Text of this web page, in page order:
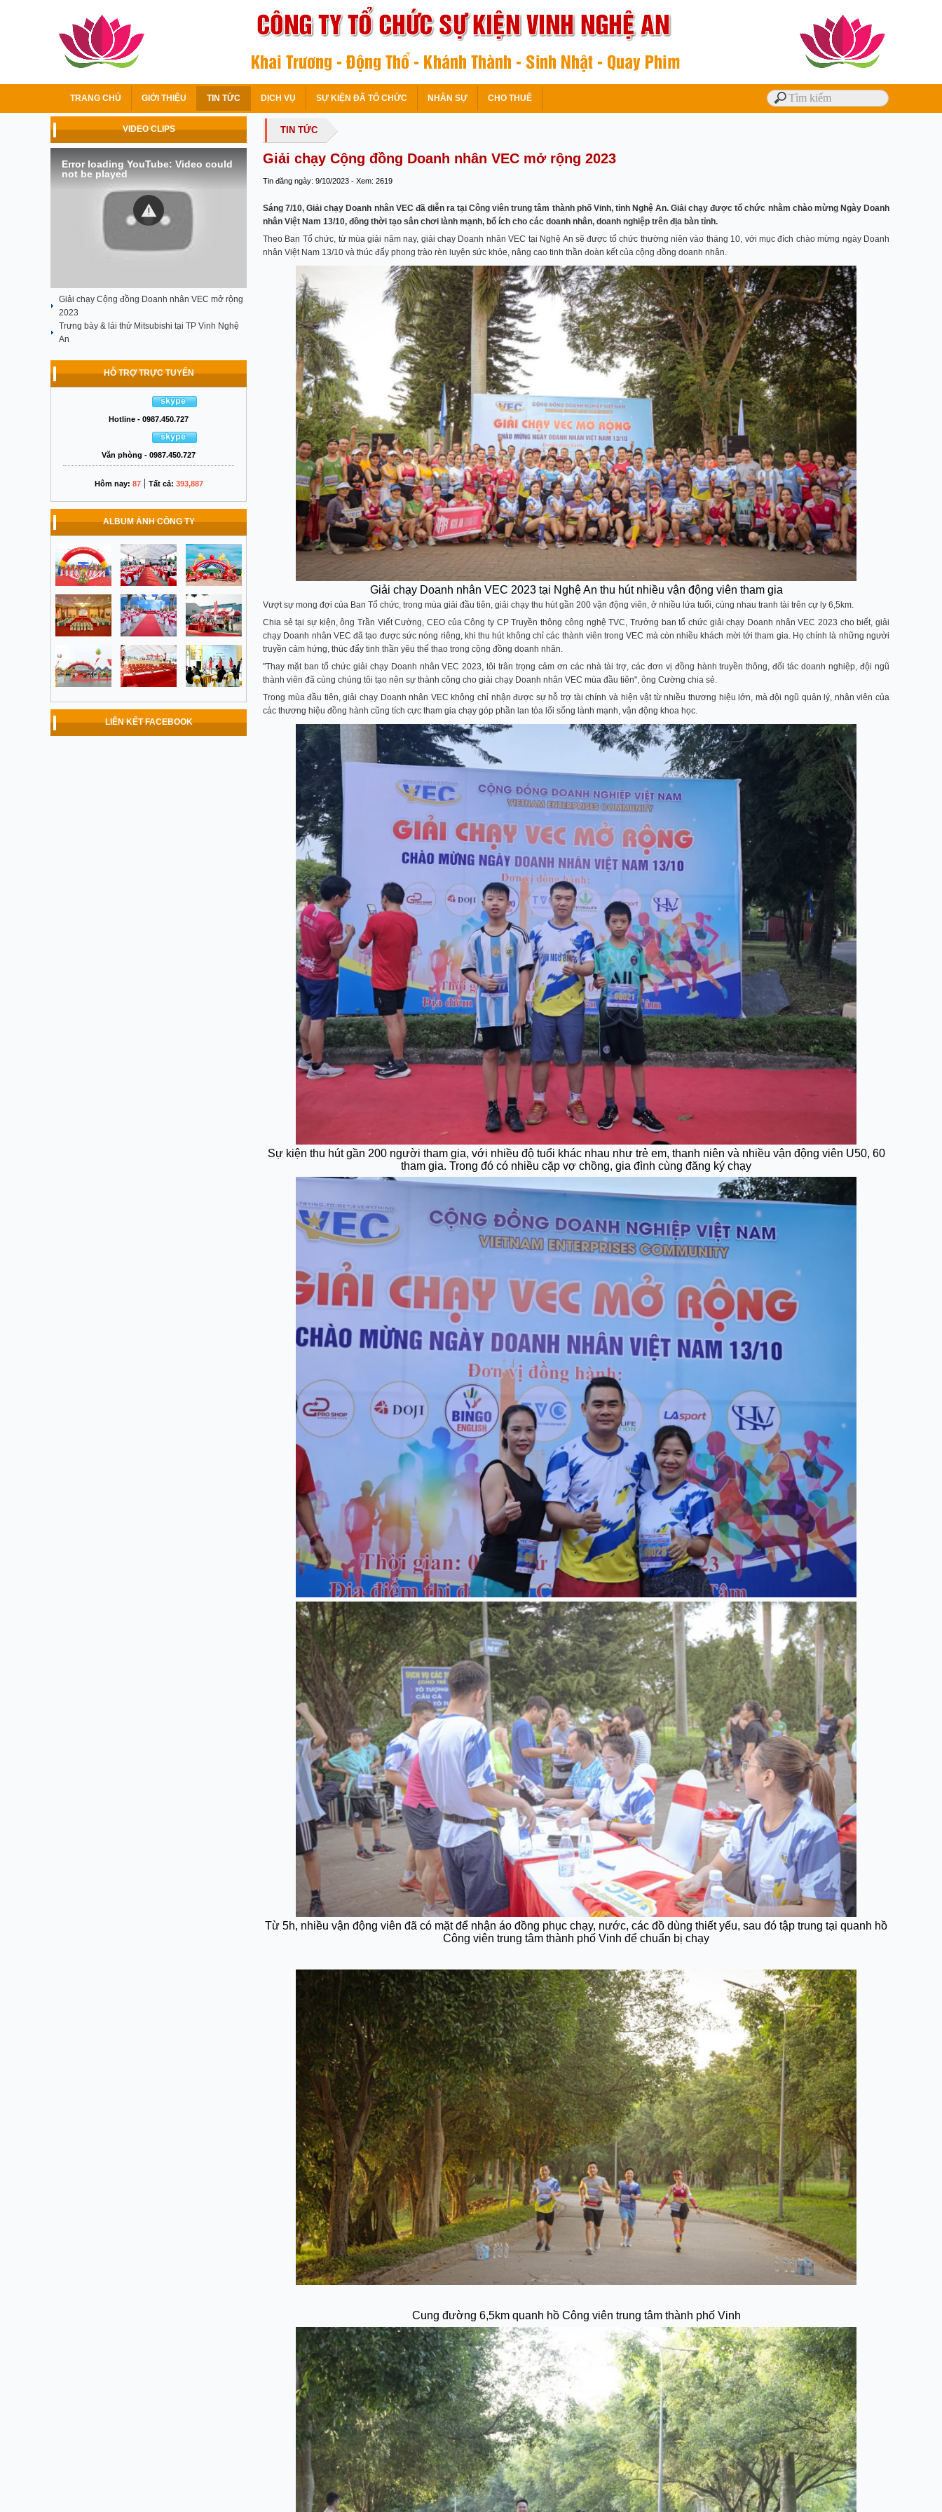
TRANG CHỦ GIỚI THIỆU TIN TỨC DỊCH VỤ SỰ KIỆN ĐÃ TỔ CHỨC NHÂN SỰ CHO THUÊ
VIDEO CLIPS
Error loading YouTube: Video could
not be played
Giải chạy Cộng đồng Doanh nhân VEC mở rộng
2023
Trưng bày & lái thử Mitsubishi tại TP Vinh Nghệ
An
HỖ TRỢ TRỰC TUYẾN
Hotline - 0987.450.727
Văn phòng - 0987.450.727
Hôm nay: 87| Tất cả: 393,887
ALBUM ẢNH CÔNG TY
LIÊN KẾT FACEBOOK
TIN TỨC
Giải chạy Cộng đồng Doanh nhân VEC mở rộng 2023
Tin đăng ngày: 9/10/2023 - Xem: 2619
Sáng 7/10, Giải chạy Doanh nhân VEC đã diễn ra tại Công viên trung tâm thành phố Vinh, tỉnh Nghệ An. Giải chạy được tổ chức nhằm chào mừng Ngày Doanh
nhân Việt Nam 13/10, đồng thời tạo sân chơi lành mạnh, bổ ích cho các doanh nhân, doanh nghiệp trên địa bàn tỉnh.
Theo Ban Tổ chức, từ mùa giải năm nay, giải chạy Doanh nhân VEC tại Nghệ An sẽ được tổ chức thường niên vào tháng 10, với mục đích chào mừng ngày Doanh
nhân Việt Nam 13/10 và thúc đẩy phong trào rèn luyện sức khỏe, nâng cao tinh thần đoàn kết của cộng đồng doanh nhân.
Giải chạy Doanh nhân VEC 2023 tại Nghệ An thu hút nhiều vận động viên tham gia
Vượt sự mong đợi của Ban Tổ chức, trong mùa giải đầu tiên, giải chạy thu hút gần 200 vận động viên, ở nhiều lứa tuổi, cùng nhau tranh tài trên cự ly 6,5km.
Chia sẻ tại sự kiện, ông Trần Viết Cường, CEO của Công ty CP Truyền thông công nghệ TVC, Trưởng ban tổ chức giải chạy Doanh nhân VEC 2023 cho biết, giải
chạy Doanh nhân VEC đã tạo được sức nóng riêng, khi thu hút không chỉ các thành viên trong VEC mà còn nhiều khách mời tới tham gia. Họ chính là những người
truyền cảm hứng, thúc đẩy tinh thần yêu thể thao trong cộng đồng doanh nhân.
"Thay mặt ban tổ chức giải chạy Doanh nhân VEC 2023, tôi trân trọng cảm ơn các nhà tài trợ, các đơn vị đồng hành truyền thông, đối tác doanh nghiệp, đội ngũ
thành viên đã cùng chúng tôi tạo nên sự thành công cho giải chạy Doanh nhân VEC mùa đầu tiên", ông Cường chia sẻ.
Trong mùa đầu tiên, giải chạy Doanh nhân VEC không chỉ nhận được sự hỗ trợ tài chính và hiện vật từ nhiều thương hiệu lớn, mà đội ngũ quản lý, nhân viên của
các thương hiệu đồng hành cũng tích cực tham gia chạy góp phần lan tỏa lối sống lành mạnh, vận động khoa học.
Sự kiện thu hút gần 200 người tham gia, với nhiều độ tuổi khác nhau như trẻ em, thanh niên và nhiều vận động viên U50, 60
tham gia. Trong đó có nhiều cặp vợ chồng, gia đình cùng đăng ký chạy
Từ 5h, nhiều vận động viên đã có mặt để nhận áo đồng phục chạy, nước, các đồ dùng thiết yếu, sau đó tập trung tại quanh hồ
Công viên trung tâm thành phố Vinh để chuẩn bị chạy
Cung đường 6,5km quanh hồ Công viên trung tâm thành phố Vinh